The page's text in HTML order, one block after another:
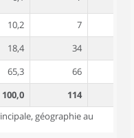
10,2 7
18,4 34
65,3 66
100,0 114
géographie au